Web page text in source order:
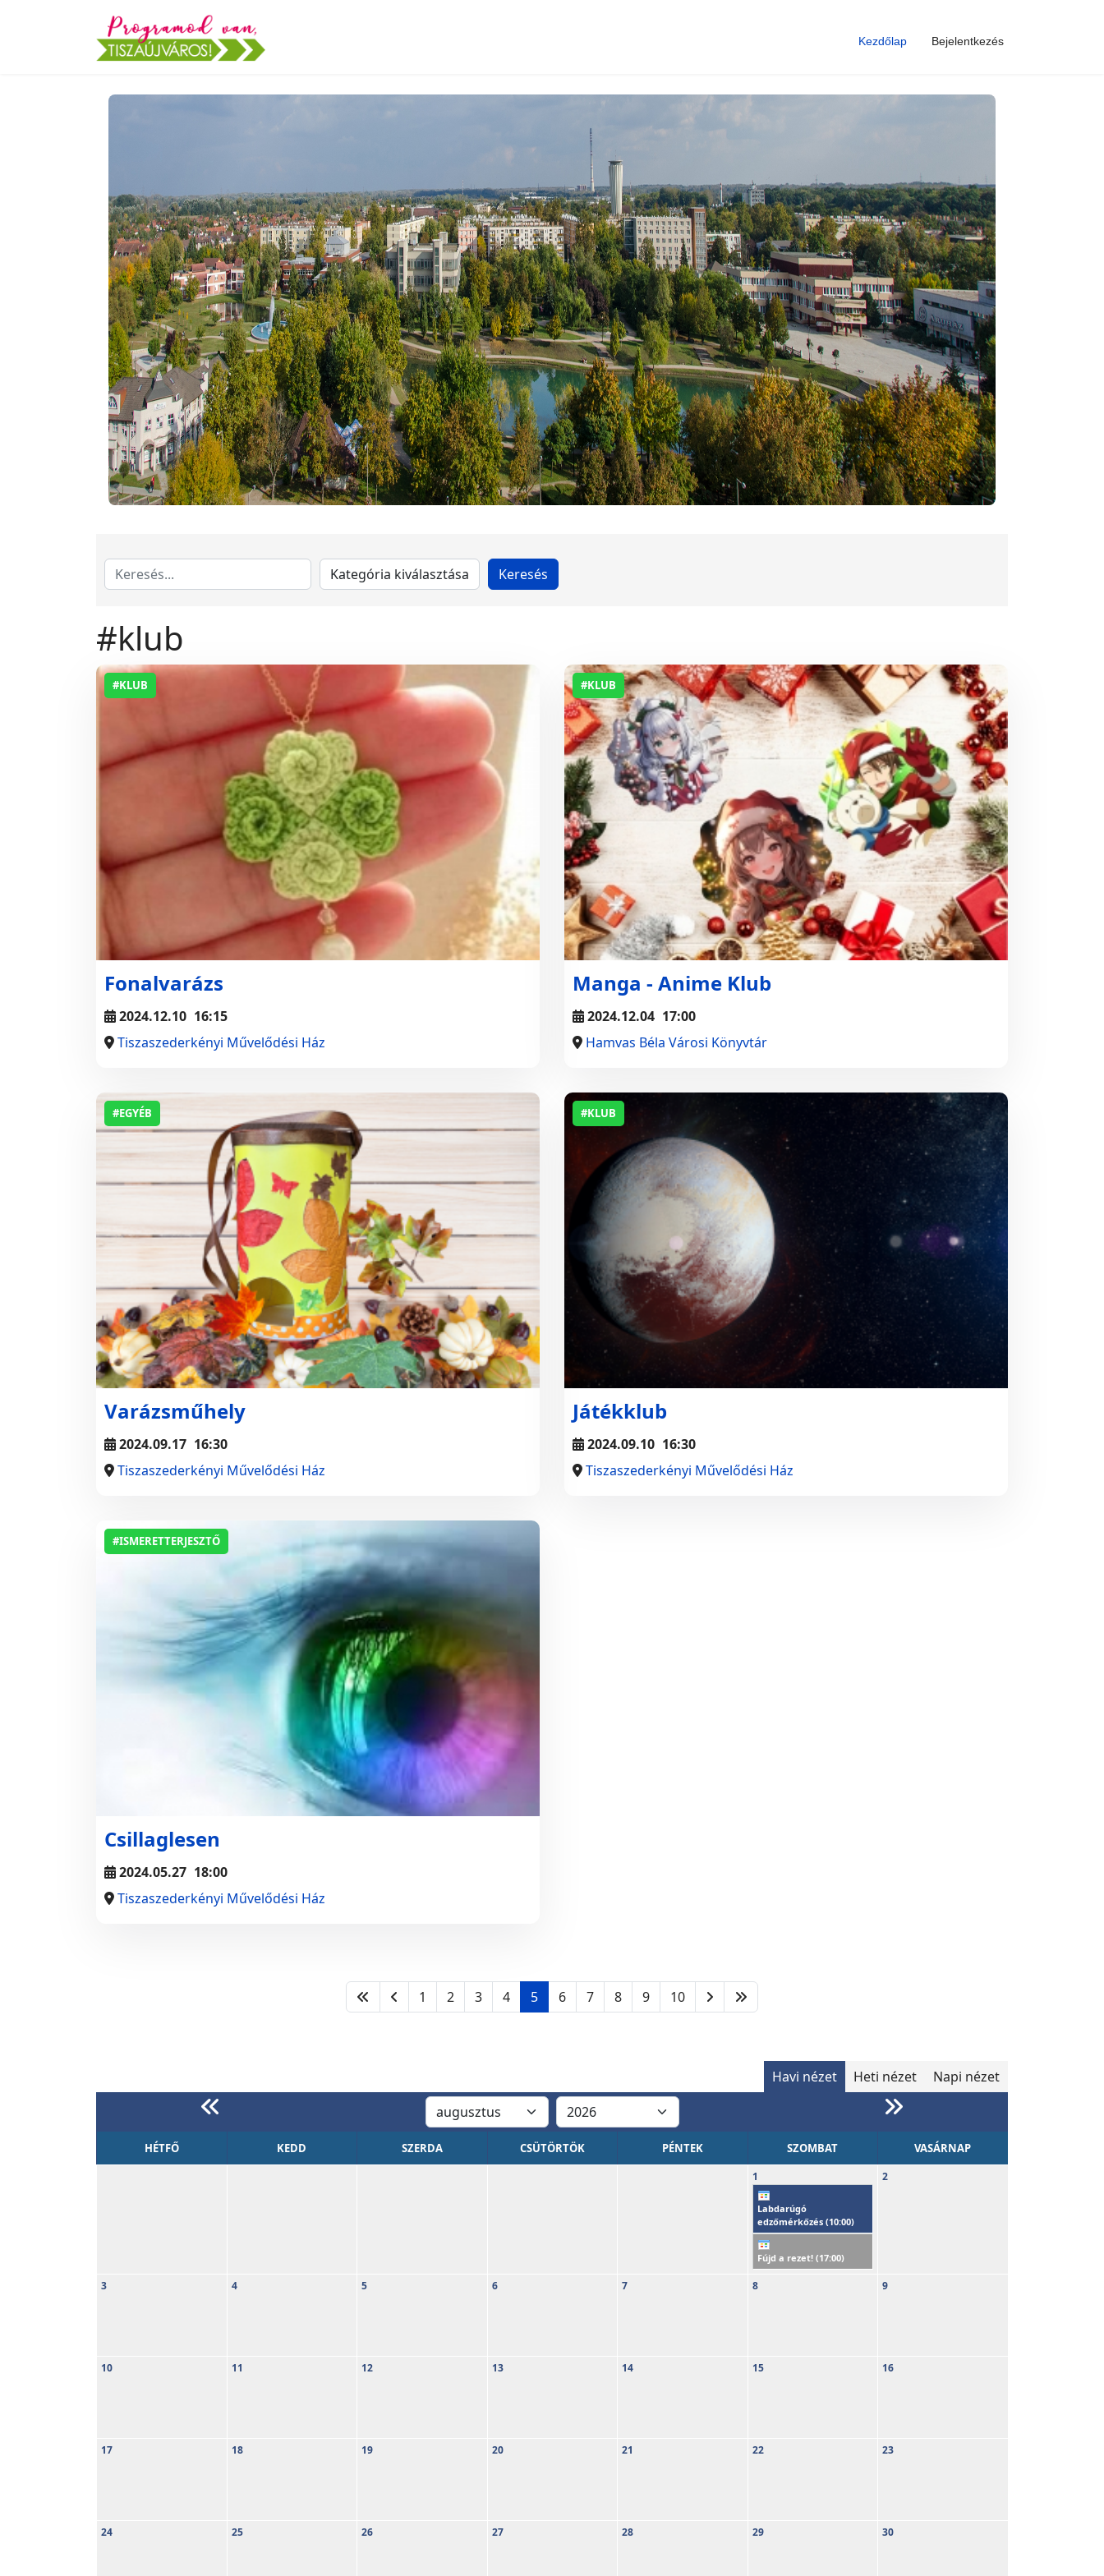
Kezdőlap Bejelentkezés
#klub
#KLUB
Fonalvarázs
2024.12.10 16:15
Tiszaszederkényi Művelődési Ház
#KLUB
Manga - Anime Klub
2024.12.04 17:00
Hamvas Béla Városi Könyvtár
#EGYÉB
Varázsműhely
2024.09.17 16:30
Tiszaszederkényi Művelődési Ház
#KLUB
Játékklub
2024.09.10 16:30
Tiszaszederkényi Művelődési Ház
#ISMERETTERJESZTŐ
Csillaglesen
2024.05.27 18:00
Tiszaszederkényi Művelődési Ház
1 2 3 4 5 6 7 8 9 10
Havi nézet Heti nézet Napi nézet
HÉTFŐ KEDD SZERDA CSÜTÖRTÖK PÉNTEK SZOMBAT VASÁRNAP
1
Labdarúgó
edzőmérkőzés (10:00)
Fújd a rezet! (17:00)
2
3 4 5 6 7 8 9
10 11 12 13 14 15 16
17 18 19 20 21 22 23
24 25 26 27 28 29 30